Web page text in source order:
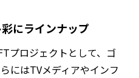
にラインナップ
プロジェクトとして、ゴ
にはTVメディアやインフ